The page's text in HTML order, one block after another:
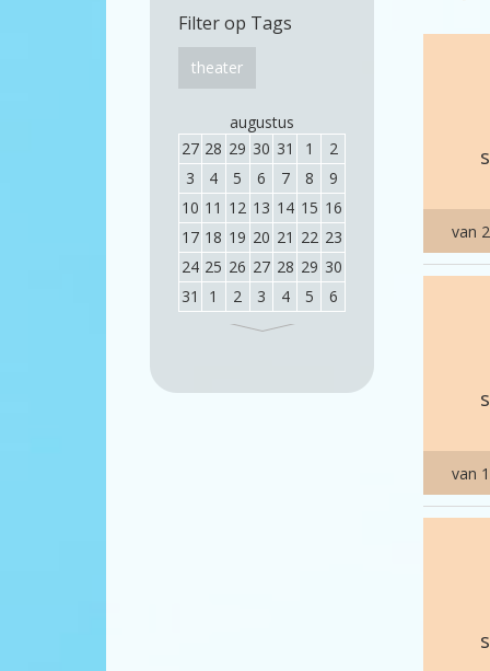
van
van
Filter op Tags
theater
augustus
27 28 29 30 31 1
2
3
4 5 6 7 8
9
10 11 12 13 14 15 16
17 18 19 20 21 22 23
24 25 26 27 28 29 30
31
1 2 3 4 5 6